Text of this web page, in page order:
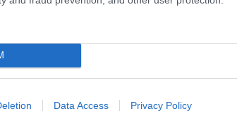
Data Access Privacy Policy
μωσαϊκό της
διεργασίες, επαφές και
συνεργασιών διαμορφώνουν